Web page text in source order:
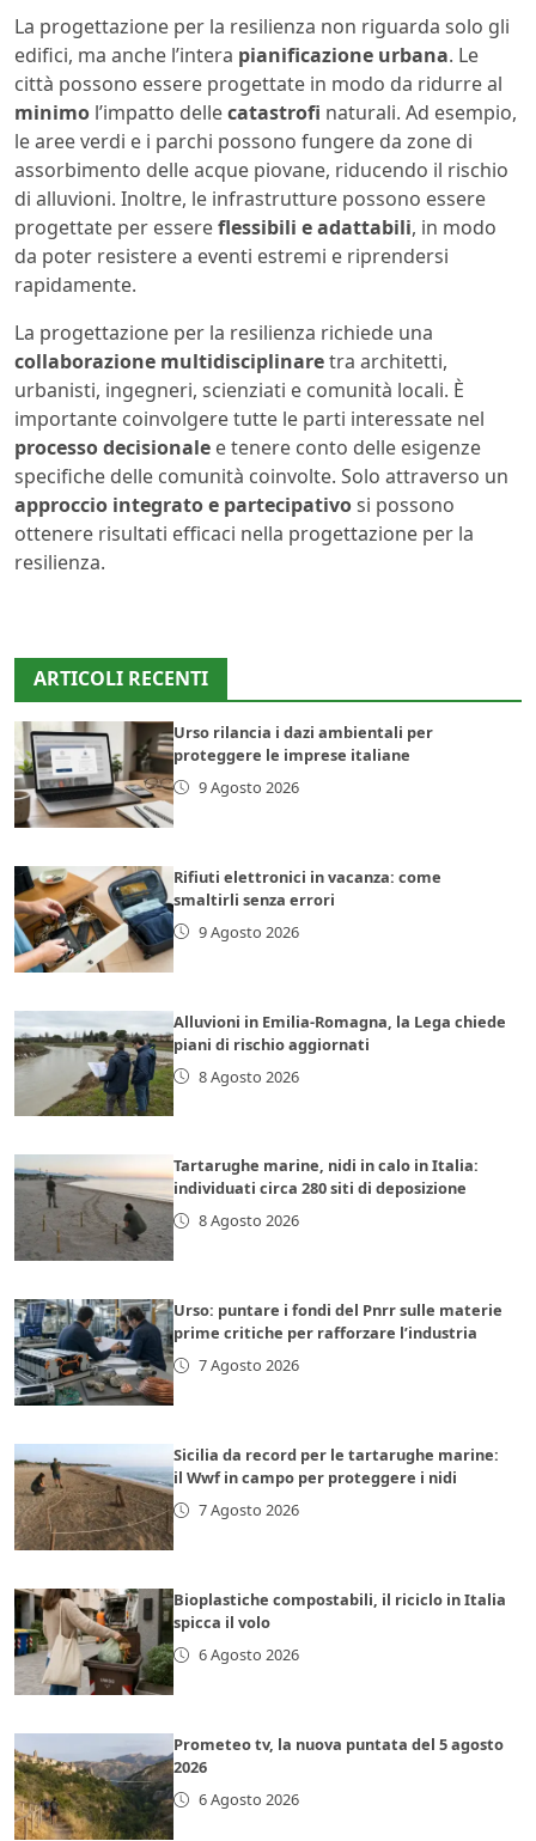
La progettazione per la resilienza non riguarda solo gli
edifici, ma anche l’intera pianificazione urbana. Le
città possono essere progettate in modo da ridurre al
minimo l’impatto dellecatastrofi naturali. Ad esempio,
le aree verdi e i parchi possono fungere da zone di
assorbimento delle acque piovane, riducendo il rischio
di alluvioni. Inoltre, le infrastrutture possono essere
progettate per essereflessibili e adattabili, in modo
da poter resistere a eventi estremi e riprendersi
rapidamente.
La progettazione per la resilienza richiede una
collaborazione multidisciplinaretra architetti,
urbanisti, ingegneri, scienziati e comunità locali. È
importante coinvolgere tutte le parti interessate nel
processo decisionale e tenere conto delle esigenze
specifiche delle comunità coinvolte. Solo attraverso un
approccio integrato e partecipativosi possono
ottenere risultati efficaci nella progettazione per la
resilienza.
ARTICOLI RECENTI
Urso rilancia i dazi ambientali per
proteggere le imprese italiane
9 Agosto 2026
Rifiuti elettronici in vacanza: come
smaltirli senza errori
9 Agosto 2026
Alluvioni in Emilia-Romagna, la Lega chiede
piani di rischio aggiornati
8 Agosto 2026
Tartarughe marine, nidi in calo in Italia:
individuati circa 280 siti di deposizione
8 Agosto 2026
Urso: puntare i fondi del Pnrr sulle materie
prime critiche per rafforzare l’industria
7 Agosto 2026
Sicilia da record per le tartarughe marine:
il Wwf in campo per proteggere i nidi
7 Agosto 2026
Bioplastiche compostabili, il riciclo in Italia
spicca il volo
6 Agosto 2026
Prometeo tv, la nuova puntata del 5 agosto
2026
6 Agosto 2026